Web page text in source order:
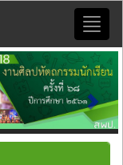
Toggle
Next